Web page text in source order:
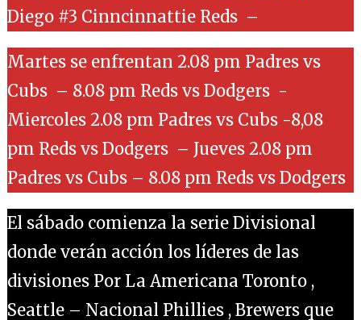
Diego #3 Cinncinnattie Reds –
Martes se enfrentan 2.08 pm Padres vs
Cubs – 8.08 pm Reds vs Dodgers -
Miercoles 2.08 pm Padres vs Cubs -8,08
pm Reds vs Dodgers – Jueves 2.08 pm
Padres vs Cubs – 8.08 pm Reds vs Dodgers
El sábado comienza la serie Divisional
donde verán acción los líderes de las
divisiones Por La Americana Toronto ,
Seattle – Nacional Phillies , Brewers que